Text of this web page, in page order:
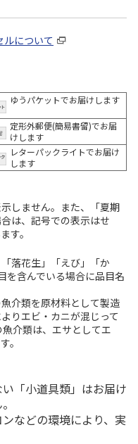
ルについて
ゆうパケットでお届けします
定形外郵便(簡易書留)でお届
けします
レターパックライトでお届け
します
しません。また、「夏期
は、記号での表示はせ
す。
落花生」「えび」「か
を含んでいる場合に品目名
介類を原材料として製造
りエビ・カニが混じって
介類は、エサとしてエ
。
「小道具類」はお届け
などの環境により、実